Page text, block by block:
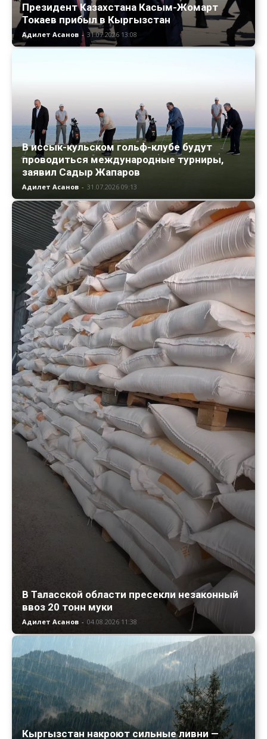
Президент Казахстана Касым-Жомарт
Токаев прибыл в Кыргызстан
Адилет Асанов - 31.07.2026 13:08
В иссык-кульском гольф-клубе будут
проводиться международные турниры,
заявил Садыр Жапаров
Адилет Асанов - 31.07.2026 09:13
В Таласской области пресекли незаконный
ввоз 20 тонн муки
Адилет Асанов - 04.08.2026 11:38
Кыргызстан накроют сильные ливни —